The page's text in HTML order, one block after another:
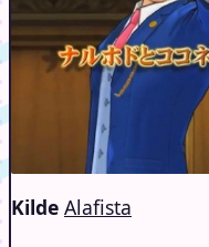
Kilde Alafista